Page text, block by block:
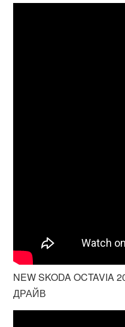
NEW SKODA
ДРАЙВ